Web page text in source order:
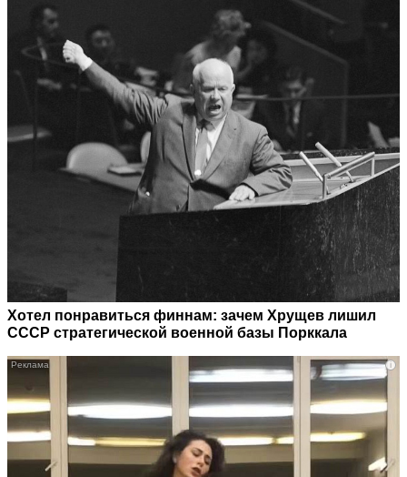
Хотел понравиться финнам: зачем Хрущев лишил
СССР стратегической военной базы Порккала
i